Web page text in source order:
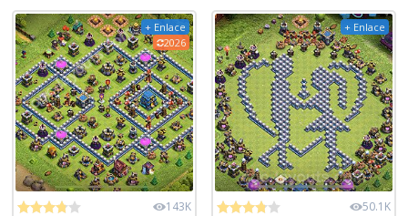
+ Enlace
2026
143K
+ Enlace
50.1K